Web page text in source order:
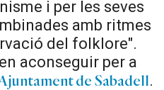
i per les seves
amb ritmes
del folklore".
aconseguir per a
de Sabadell.